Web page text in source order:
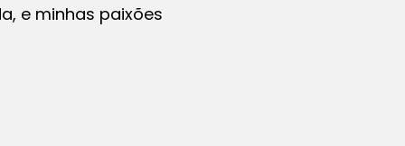
e minhas paixões